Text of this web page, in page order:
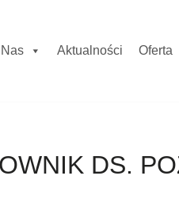
Aktualności Oferta
DS.